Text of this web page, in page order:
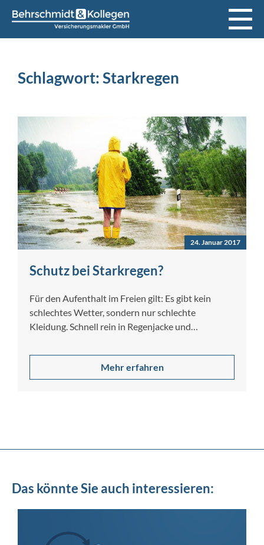
Schlagwort: Starkregen
24. Januar 2017
Schutz bei Starkregen?
Für den Aufenthalt im Freien gilt: Es gibt kein
schlechtes Wetter, sondern nur schlechte
Kleidung. Schnell rein in Regenjacke und…
Mehr erfahren
Das könnte Sie auch interessieren: